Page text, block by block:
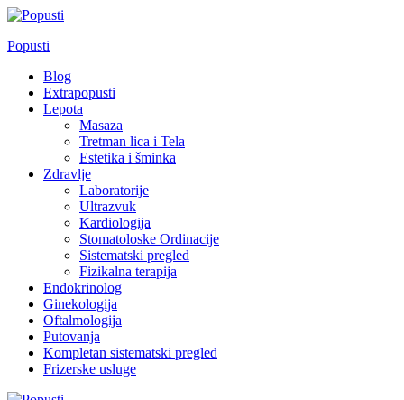
Skip
content
Popusti
Blog
Extrapopusti
Lepota
Masaza
Tretman lica i Tela
Estetika i šminka
Zdravlje
Laboratorije
Ultrazvuk
Kardiologija
Stomatoloske Ordinacije
Sistematski pregled
Fizikalna terapija
Endokrinolog
Ginekologija
Oftalmologija
Putovanja
Kompletan sistematski pregled
Frizerske usluge